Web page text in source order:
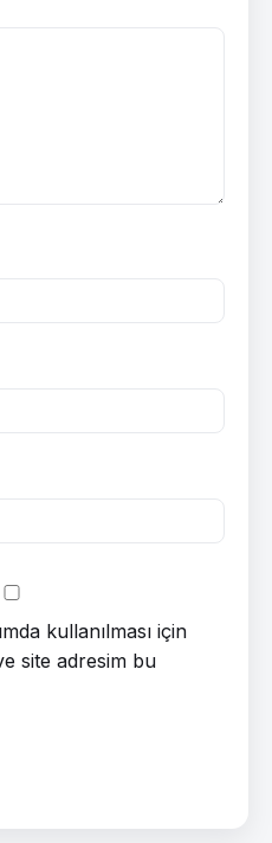
kullanılması için
site adresim bu